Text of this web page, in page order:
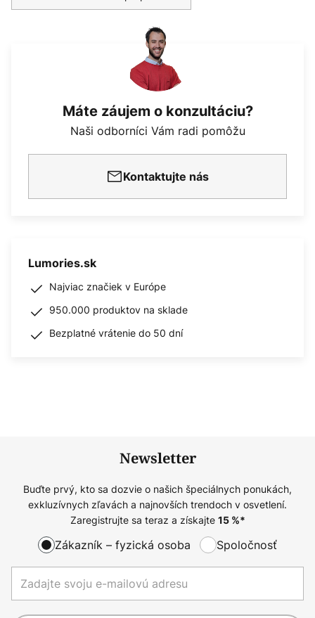
Máte záujem o konzultáciu?
Naši odborníci Vám radi pomôžu
Kontaktujte nás
Lumories.sk
Najviac značiek v Európe
950.000 produktov na sklade
Bezplatné vrátenie do 50 dní
Newsletter
Buďte prvý, kto sa dozvie o našich špeciálnych ponukách,
exkluzívnych zľavách a najnovších trendoch v osvetlení.
Zaregistrujte sa teraz a získajte 15%*
Zákazník – fyzická osoba Spoločnosť